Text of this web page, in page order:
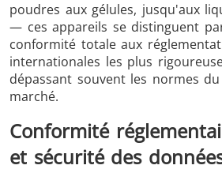
poudres aux gélules, jusqu'aux
— ces appareils se distinguent
conformité totale aux
internationales les plus
dépassant souvent les normes du
marché.
Conformité
et sécurité des